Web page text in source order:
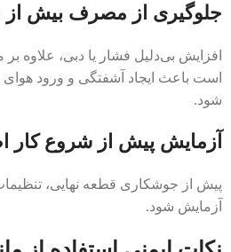
جلوگیری از مصرف بیش از
افزایش بی‌دلیل فشار یا دبی، علاوه
است باعث ایجاد آشفتگی و ورود
شود.
آزمایش پیش از شروع کار
پیش از جوشکاری قطعه نهایی،
آزمایش شود.